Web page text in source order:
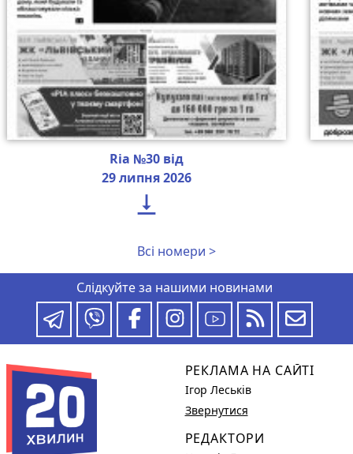
Ria №30 від
29 липня 2026

Всі номери >
Слідкуйте за нашими новинами
РЕКЛАМА НА САЙТІ
Ігор Леськів
Звернутися
РЕДАКТОРИ